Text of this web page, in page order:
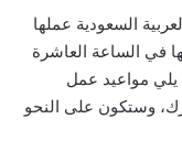
السعودية عملها
في الساعة العاشرة
يلي مواعيد عمل
وستكون على النحو